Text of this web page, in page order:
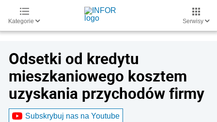
Kategorie Serwisy
Odsetki od kredytu
mieszkaniowego kosztem
uzyskania przychodów firmy
Subskrybuj nas na Youtube